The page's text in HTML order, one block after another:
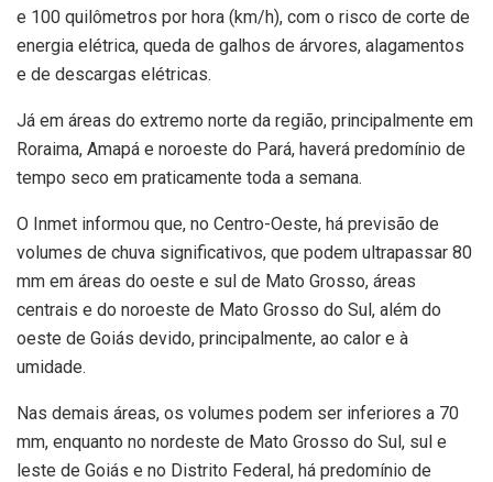
e 100 quilômetros por hora (km/h), com o risco de corte de
energia elétrica, queda de galhos de árvores, alagamentos
e de descargas elétricas.
Já em áreas do extremo norte da região, principalmente em
Roraima, Amapá e noroeste do Pará, haverá predomínio de
tempo seco em praticamente toda a semana.
O Inmet informou que, no Centro-Oeste, há previsão de
volumes de chuva significativos, que podem ultrapassar 80
mm em áreas do oeste e sul de Mato Grosso, áreas
centrais e do noroeste de Mato Grosso do Sul, além do
oeste de Goiás devido, principalmente, ao calor e à
umidade.
Nas demais áreas, os volumes podem ser inferiores a 70
mm, enquanto no nordeste de Mato Grosso do Sul, sul e
leste de Goiás e no Distrito Federal, há predomínio de